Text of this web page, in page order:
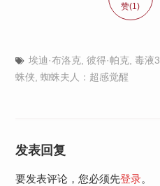
赞(1)
埃迪·布洛克, 彼得·帕克, 毒液3
蛛侠 蜘蛛夫人：超感觉醒
发表回复
要发表评论，您必须先登录。